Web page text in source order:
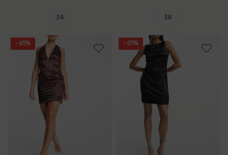
34 38
- 61% - 61%